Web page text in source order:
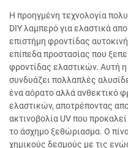
Η προηγμένη τεχνολογία
DIY λαμπερό για ελαστικά
επιστήμη φροντίδας
επίπεδα προστασίας που
φροντίδας ελαστικών. Αυτή
συνδυάζει πολλαπλές
ένα αόρατο αλλά ανθεκτικό
ελαστικών, αποτρέποντας
ακτινοβολία UV που
το άσχημο ξεθώριασμα. Ο
χημικούς δεσμούς με τις